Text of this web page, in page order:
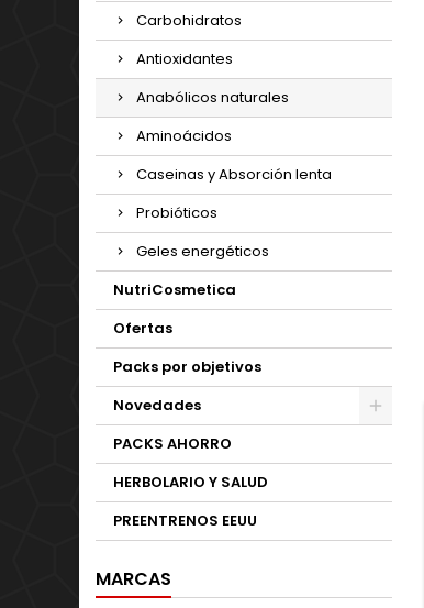
Carbohidratos
Antioxidantes
Anabólicos naturales
Aminoácidos
Caseinas y Absorción lenta
Probióticos
Geles energéticos
NutriCosmetica
Ofertas
Packs por objetivos
Novedades
PACKS AHORRO
HERBOLARIO Y SALUD
PREENTRENOS EEUU
MARCAS